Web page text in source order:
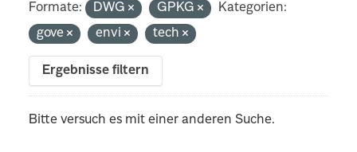
Formate: DWG GPKG
Kategorien:
gove
envi tech
Ergebnisse filtern
Bitte versuch es mit einer anderen Suche.